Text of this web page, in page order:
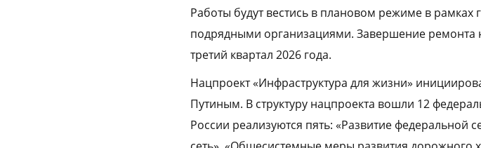
Работы будут вестись в плановом режиме в рамках
подрядными организациями. Завершение ремонта
третий квартал 2026 года.
Нацпроект «Инфраструктура для жизни»
Путиным. В структуру нацпроекта вошли 12
России реализуются пять: «Развитие федеральной